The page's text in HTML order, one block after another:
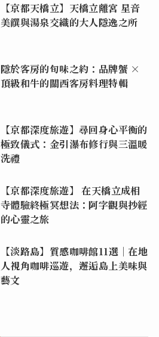
【京都天橋立】天橋立離宮 星音
美饌與湯泉交織的大人隱逸之所
隱於客房的旬味之約：品牌蟹 ×
頂級和牛的關西客房料理特輯
【京都深度旅遊】尋回身心平衡的
極致儀式：金引瀑布修行與三溫暖
洗禮
【京都深度旅遊】 在天橋立成相
寺體驗終極冥想法：阿字觀與抄經
的心靈之旅
【淡路島】質感咖啡館11選｜在地
人視角咖啡巡遊，邂逅島上美味與
藝文